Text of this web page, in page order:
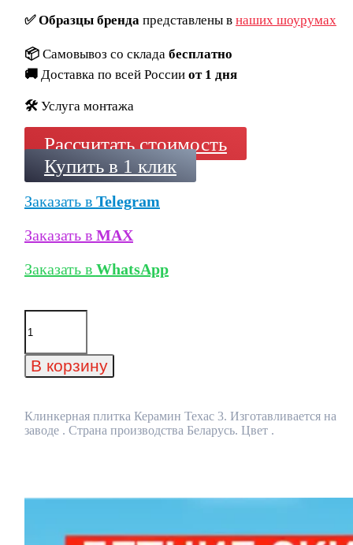
✅Образцы брендапредставлены в наших шоурумах
📦 Самовывоз со склада бесплатно
🚚 Доставка по всей России от 1 дня
🛠️ Услуга монтажа
Рассчитать стоимость
Купить в 1 клик
Заказать в Telegram
Заказать в MAX
Заказать в WhatsApp
Количество
товара
плитка
Керамин
В корзину
Клинкерная плитка Керамин Техас 3. Изготавливается на
заводе . Страна производства Беларусь. Цвет .